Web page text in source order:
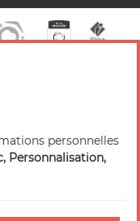
— Tous droits
personnelles
Personnalisation,